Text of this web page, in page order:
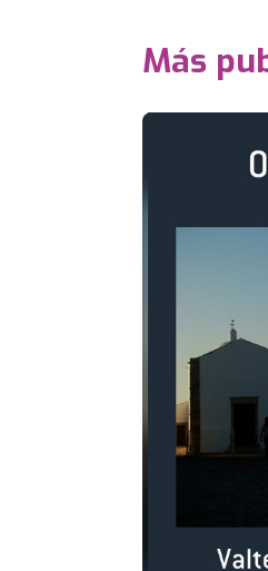
Más